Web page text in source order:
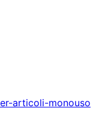
articoli-monouso